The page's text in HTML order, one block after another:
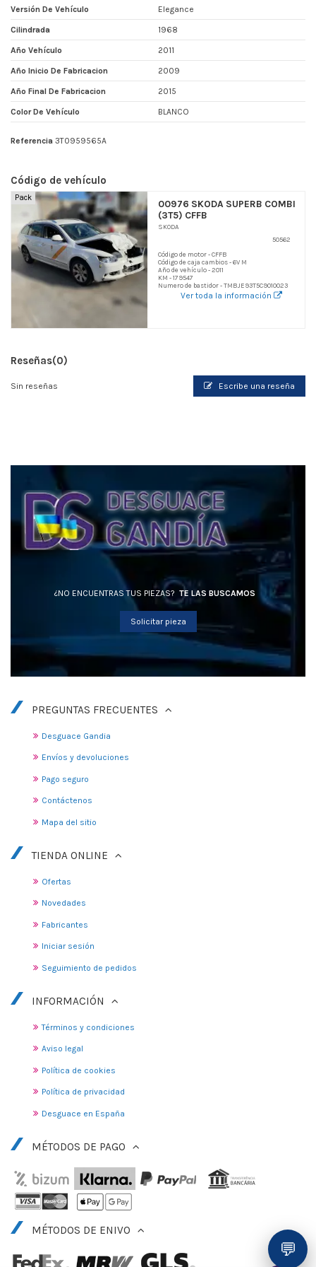
Versión De Vehículo Elegance
Cilindrada 1968
Año Vehículo 2011
Año Inicio De Fabricacion 2009
Año Final De Fabricacion 2015
Color De Vehículo BLANCO
Referencia 3T0959565A
Código de vehículo
Pack
00976 SKODA SUPERB COMBI
(3T5) CFFB
SKODA
50562
Código de motor - CFFB
Código de caja cambios - 6V M
Año de vehículo - 2011
KM - 179547
Numero de bastidor - TMBJE93T5C9010023
Ver toda la información
Reseñas(0)
Sin reseñas Escribe una reseña
¿NO ENCUENTRAS TUS PIEZAS? TE LAS BUSCAMOS
Solicitar pieza
PREGUNTAS FRECUENTES
Desguace Gandia
Envíos y devoluciones
Pago seguro
Contáctenos
Mapa del sitio
TIENDA ONLINE
Ofertas
Novedades
Fabricantes
Iniciar sesión
Seguimiento de pedidos
INFORMACIÓN
Términos y condiciones
Aviso legal
Política de cookies
Política de privacidad
Desguace en España
MÉTODOS DE PAGO
MÉTODOS DE ENIVO
💬